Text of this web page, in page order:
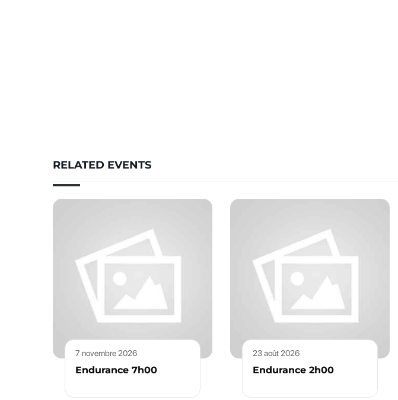
RELATED EVENTS
7 novembre 2026
Endurance 7h00
23 août 2026
Endurance 2h00